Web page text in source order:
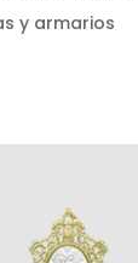
y armarios